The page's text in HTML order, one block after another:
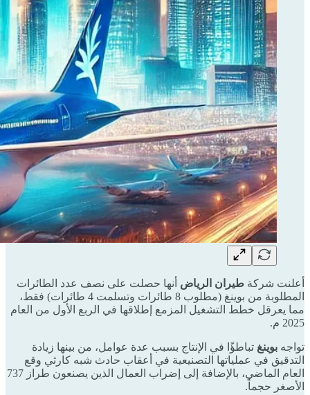
أعلنت شركة طيران الرياض أنها حصلت على نصف عدد الطائرات
المطلوبة من بوينغ (مطلوب 8 طائرات وتسلمت 4 طائرات) فقط،
مما يعرقل خطط التشغيل المزمع إطلاقها في الربع الأول من العام
2025 م.
تواجه بوينغ تباطؤًا في الإنتاج بسبب عدة عوامل، من بينها زيادة
التدقيق في عملياتها التصنيعية في أعقاب حادث شبه كارثي وقع
العام الماضي، بالإضافة إلى إضراب العمال الذين يصنعون طراز 737
الأصغر حجماً.